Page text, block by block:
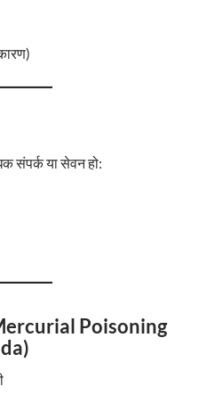
संपर्क या सेवन हो:
Poisoning